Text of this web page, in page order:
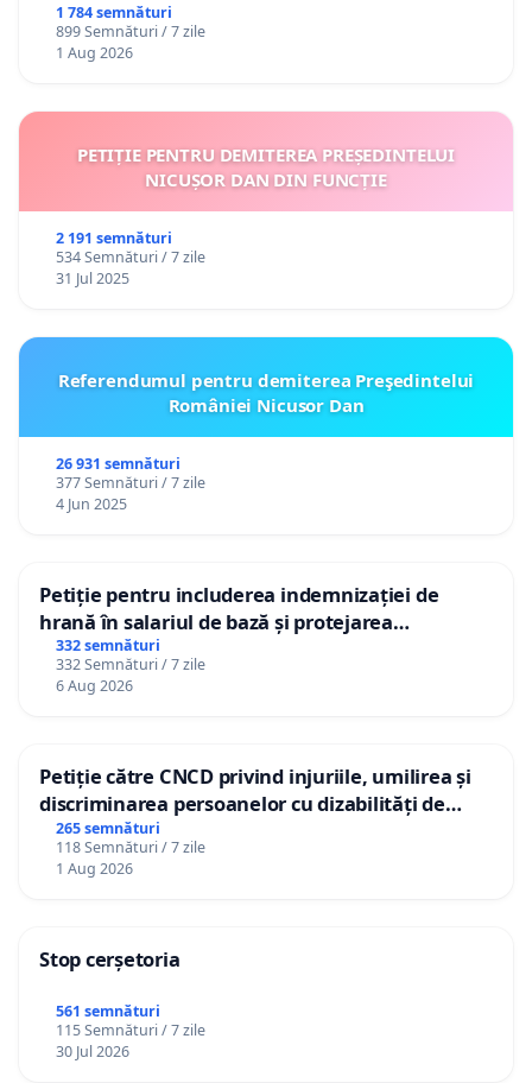
ROMÂNIA
1 784 semnături
899 Semnături / 7 zile
1 Aug 2026
PETIȚIE PENTRU DEMITEREA PREȘEDINTELUI
NICUȘOR DAN DIN FUNCȚIE
2 191 semnături
534 Semnături / 7 zile
31 Jul 2025
Referendumul pentru demiterea Preşedintelui
României Nicusor Dan
26 931 semnături
377 Semnături / 7 zile
4 Jun 2025
Petiție pentru includerea indemnizației de
hrană în salariul de bază și protejarea
gradațiilor de vechime pentru asistenții
personali
332 semnături
332 Semnături / 7 zile
6 Aug 2026
Petiție către CNCD privind injuriile, umilirea și
discriminarea persoanelor cu dizabilități de
către utilizatorul TikTok „Gorici”
265 semnături
118 Semnături / 7 zile
1 Aug 2026
Stop cerșetoria
561 semnături
115 Semnături / 7 zile
30 Jul 2026